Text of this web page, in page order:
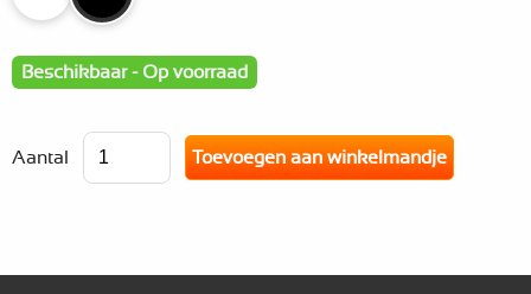
Beschikbaar - Op voorraad
Aantal